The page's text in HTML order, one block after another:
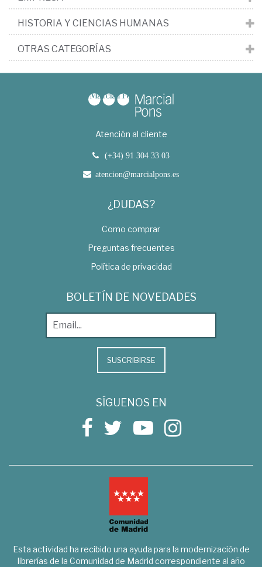
HISTORIA Y CIENCIAS HUMANAS
OTRAS CATEGORÍAS
Atención al cliente
(+34) 91 304 33 03
atencion@marcialpons.es
¿DUDAS?
Como comprar
Preguntas frecuentes
Política de privacidad
BOLETÍN DE NOVEDADES
SUSCRIBIRSE
SÍGUENOS EN
Esta actividad ha recibido una ayuda para la modernización de
librerías de la Comunidad de Madrid correspondiente al año